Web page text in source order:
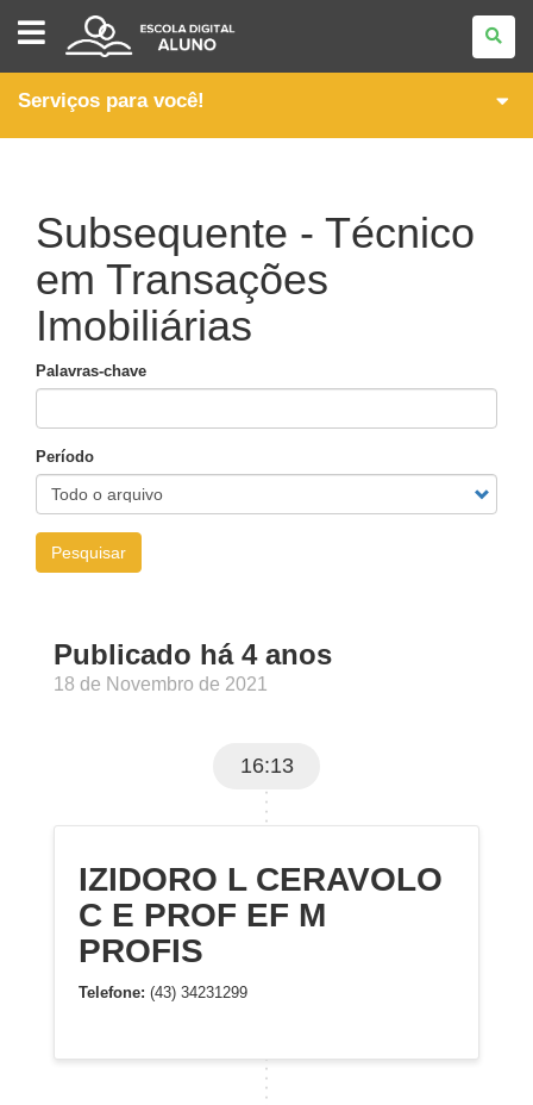
ESCOLA
DIGITAL
-
ALUNO
Serviços para você!
Subsequente - Técnico
em Transações
Imobiliárias
Palavras-chave
Período
Pesquisar
Publicado há 4 anos
18 de Novembro de 2021
16:13
IZIDORO L CERAVOLO
C E PROF EF M
PROFIS
Telefone: (43) 34231299